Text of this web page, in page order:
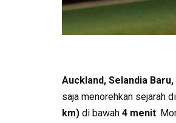
Auckland, Selandia
saja menorehkan sejarah
km) di bawah 4 menit.